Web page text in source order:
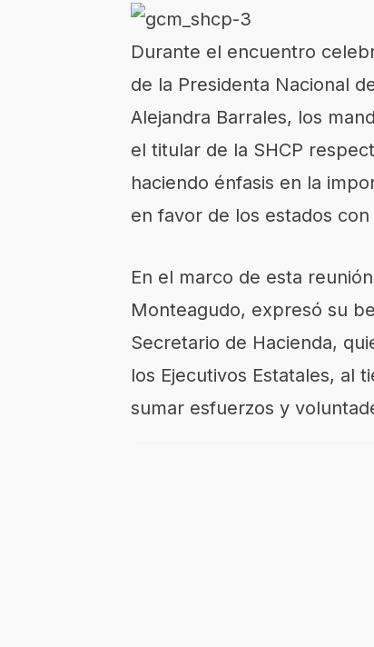
Durante el encuentro
de la Presidenta Nacional
Alejandra Barrales, los
el titular de la SHCP
haciendo énfasis en la
en favor de los estados
En el marco de esta
Monteagudo, expresó su
Secretario de Hacienda,
los Ejecutivos Estatales, al
sumar esfuerzos y